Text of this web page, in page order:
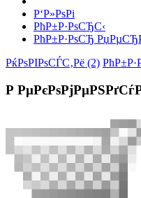
Р‘Р»РѕРі
РћР±Р·РѕСЂС‹
РћР±Р·РѕСЂ
РќРѕРІРѕСЃС‚Рё (2)
Р